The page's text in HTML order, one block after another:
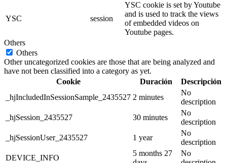
YSC session
YSC cookie is set by Youtube
and is used to track the views
of embedded videos on
Youtube pages.
Others
Others
Other uncategorized cookies are those that are being analyzed and
have not been classified into a category as yet.
Cookie
Duración
Descripción
_hjIncludedInSessionSample_2435527 2 minutes
No
description
_hjSession_2435527
30 minutes
No
description
_hjSessionUser_2435527
1 year
No
description
DEVICE_INFO
5 months 27
No